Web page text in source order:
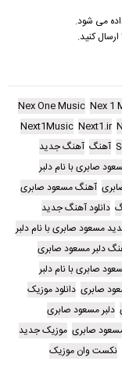
می شود.
کنید.
Nex 1
Nex One Music
Next1.ir
Next1Music
آهنگ آهنگ جدید
صابری با نام دلبر
آهنگ مسعود صابری
دانلود آهنگ جدید
مسعود صابری با نام دلبر
دلبر مسعود صابری
صابری با نام دلبر
صابری دانلود موزیک
دلبر مسعود صابری
صابری موزیک جدید
نکست وان موزیک